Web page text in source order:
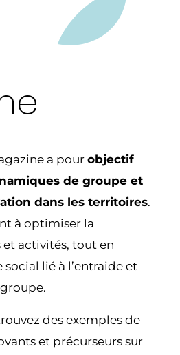
a pour objectif
de groupe et
dans les territoires.
à optimiser la
activités, tout en
lié à l’entraide et
des exemples de
et précurseurs sur